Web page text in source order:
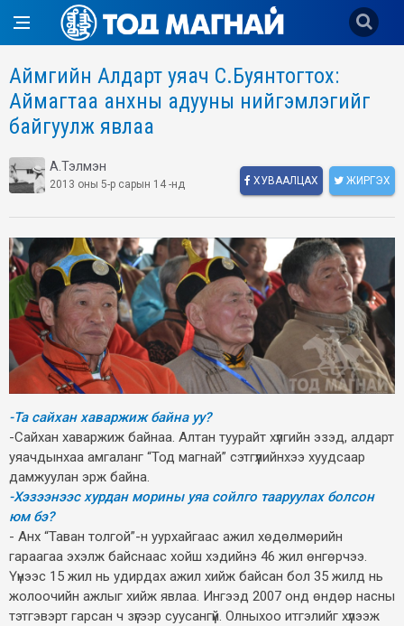
Аймгийн Алдарт уяач С.Буянтогтох:
Аймагтаа анхны адууны нийгэмлэгийг
байгуулж явлаа
А.Тэлмэн
2013 оны 5-р сарын 14 -нд ХУВААЛЦАХ ЖИРГЭХ
-Та сайхан хаваржиж байна уу?
-Сайхан хаваржиж байнаа. Алтан туурайт хүлгийн эзэд, алдарт
уяачдынхаа амгаланг “Тод магнай” сэтгүүлийнхээ хуудсаар
дамжуулан эрж байна.
-Хэзээнээс хурдан морины уяа сойлго тааруулах болсон
юм бэ?
- Анх “Таван толгой”-н уурхайгаас ажил хөдөлмөрийн
гараагаа эхэлж байснаас хойш хэдийнэ 46 жил өнгөрчээ.
Үүнээс 15 жил нь удирдах ажил хийж байсан бол 35 жилд нь
жолоочийн ажлыг хийж явлаа. Ингээд 2007 онд өндөр насны
тэтгэвэрт гарсан ч зүгээр суусангүй. Олныхоо итгэлийг хүлээж